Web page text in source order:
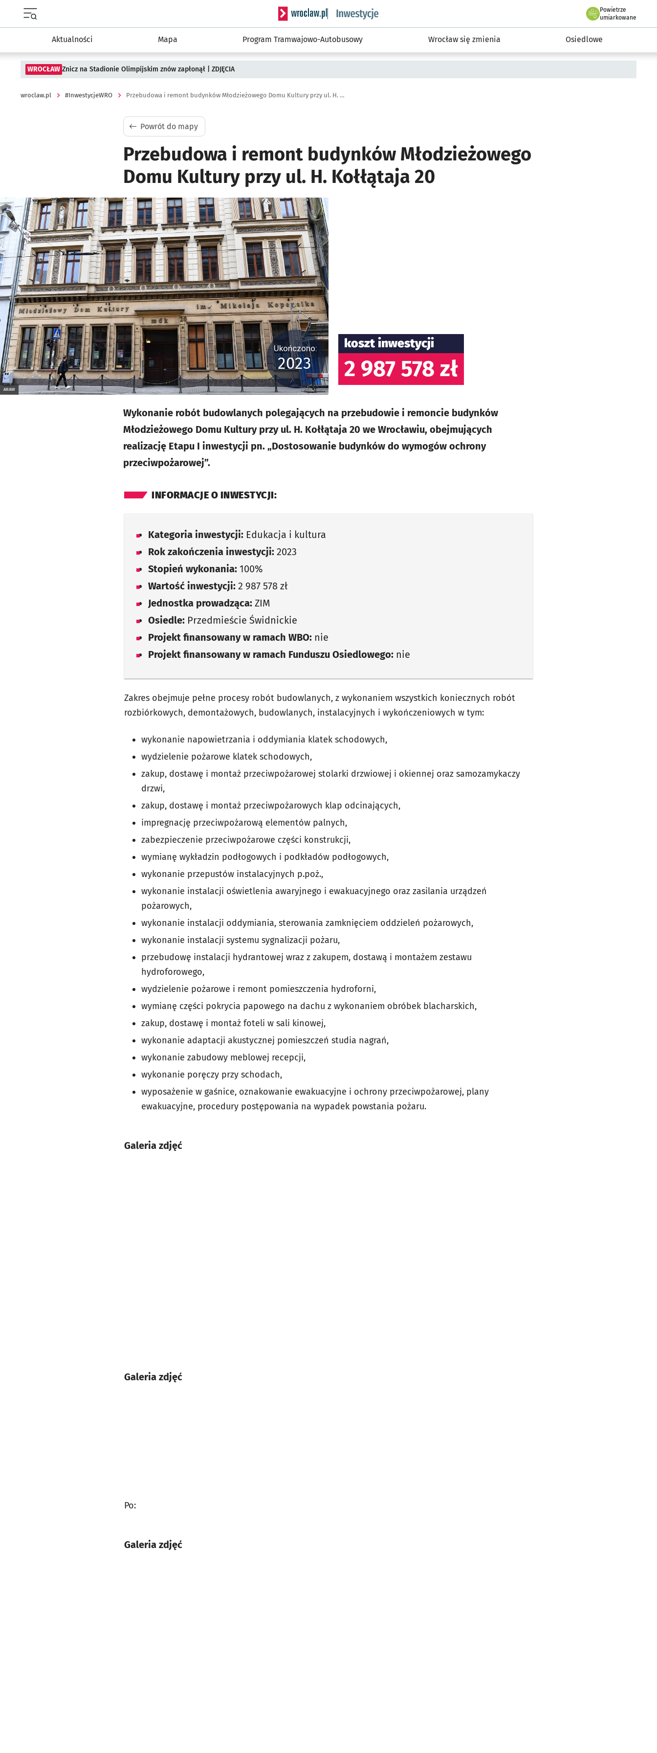
Serwis informacyjny wroclaw.pl podserwis: #InwestycjeWRO - miejskie inwestycje 2019-2032
Powietrze
we Wrocławiu
umiarkowane
Aktualności Mapa Program Tramwajowo-Autobusowy Wrocław się zmienia Osiedlowe
WROCŁAW Znicz na Stadionie Olimpijskim znów zapłonął | ZDJĘCIA
wroclaw.pl #InwestycjeWRO Przebudowa i remont budynków Młodzieżowego Domu Kultury przy ul. H. Kołłątaja 20
Powrót do mapy
Przebudowa i remont budynków Młodzieżowego
Domu Kultury przy ul. H. Kołłątaja 20
Kliknij, aby powiększyć
ARAW
Ukończono:
2023
koszt inwestycji
2 987 578 zł
Wykonanie robót budowlanych polegających na przebudowie i remoncie budynków
Młodzieżowego Domu Kultury przy ul. H. Kołłątaja 20 we Wrocławiu, obejmujących
realizację Etapu I inwestycji pn. „Dostosowanie budynków do wymogów ochrony
przeciwpożarowej”.
INFORMACJE O INWESTYCJI:
Kategoria inwestycji: Edukacja i kultura
Rok zakończenia inwestycji: 2023
Stopień wykonania: 100%
Wartość inwestycji: 2 987 578 zł
Jednostka prowadząca: ZIM
Osiedle: Przedmieście Świdnickie
Projekt finansowany w ramach WBO: nie
Projekt finansowany w ramach Funduszu Osiedlowego: nie
Zakres obejmuje pełne procesy robót budowlanych, z wykonaniem wszystkich koniecznych robót
rozbiórkowych, demontażowych, budowlanych, instalacyjnych i wykończeniowych w tym:
wykonanie napowietrzania i oddymiania klatek schodowych,
wydzielenie pożarowe klatek schodowych,
zakup, dostawę i montaż przeciwpożarowej stolarki drzwiowej i okiennej oraz samozamykaczy
drzwi,
zakup, dostawę i montaż przeciwpożarowych klap odcinających,
impregnację przeciwpożarową elementów palnych,
zabezpieczenie przeciwpożarowe części konstrukcji,
wymianę wykładzin podłogowych i podkładów podłogowych,
wykonanie przepustów instalacyjnych p.poż.,
wykonanie instalacji oświetlenia awaryjnego i ewakuacyjnego oraz zasilania urządzeń
pożarowych,
wykonanie instalacji oddymiania, sterowania zamknięciem oddzieleń pożarowych,
wykonanie instalacji systemu sygnalizacji pożaru,
przebudowę instalacji hydrantowej wraz z zakupem, dostawą i montażem zestawu
hydroforowego,
wydzielenie pożarowe i remont pomieszczenia hydroforni,
wymianę części pokrycia papowego na dachu z wykonaniem obróbek blacharskich,
zakup, dostawę i montaż foteli w sali kinowej,
wykonanie adaptacji akustycznej pomieszczeń studia nagrań,
wykonanie zabudowy meblowej recepcji,
wykonanie poręczy przy schodach,
wyposażenie w gaśnice, oznakowanie ewakuacyjne i ochrony przeciwpożarowej, plany
ewakuacyjne, procedury postępowania na wypadek powstania pożaru.
Galeria zdjęć
Galeria zdjęć
Po:
Galeria zdjęć